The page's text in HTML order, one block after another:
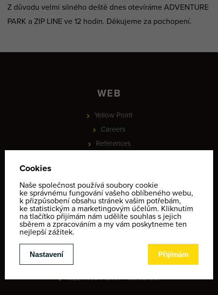
Z důvodu velmi silného deště dnes otevíráme ADVENTURE
PARK a ZIP LINE ve 12 hodin. Děkujeme za pochopení.
WEB
Yellow Point
Careers
References
PROJEKT - Online rezervace služeb a vybavení, check-in a
identifikace klientů
Informace o ochraně osobních údajů
Terms and conditions
MEETING POINT - ski school